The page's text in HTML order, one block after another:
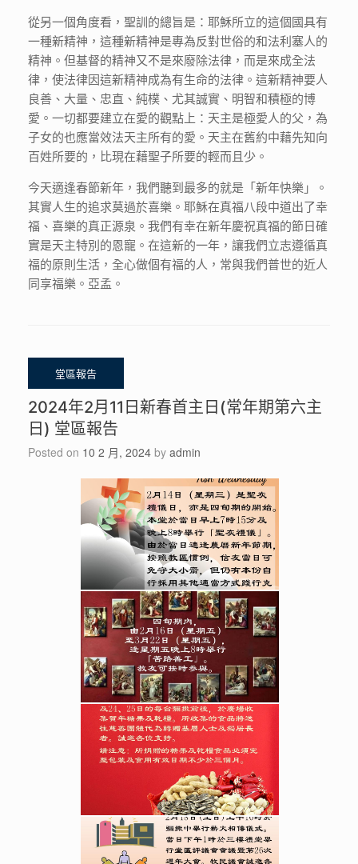
從另一個角度看，聖訓的總旨是：耶穌所立的這個國具有
一種新精神，這種新精神是專為反對世俗的和法利塞人的
精神。但基督的精神又不是來廢除法律，而是來成全法
律，使法律因這新精神成為有生命的法律。這新精神要人
良善、大量、忠直、純樸、尤其誠實、明智和積極的博
愛。一切都要建立在愛的觀點上：天主是極愛人的父，為
子女的也應當效法天主所有的愛。天主在舊約中藉先知向
百姓所要的，比現在藉聖子所要的輕而且少。
今天適逢春節新年，我們聽到最多的就是「新年快樂」。
其實人生的追求莫過於喜樂。耶穌在真福八段中道出了幸
福、喜樂的真正源泉。我們有幸在新年慶祝真福的節日確
實是天主特別的恩寵。在這新的一年，讓我們立志遵循真
福的原則生活，全心做個有福的人，常與我們普世的近人
同享福樂。亞孟。
2024年2月11日新春首主日(常年期第六主
日) 堂區報告
Posted on 10 2 月, 2024 by admin